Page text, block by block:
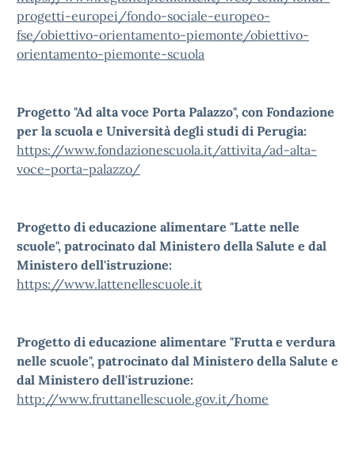
progetti-europei/fondo-sociale-europeo-
fse/obiettivo-orientamento-piemonte/obiettivo-
orientamento-piemonte-scuola
Progetto "Ad alta voce Porta Palazzo", con Fondazione
per la scuola e Università degli studi di Perugia:
https://www.fondazionescuola.it/attivita/ad-alta-
voce-porta-palazzo/
Progetto di educazione alimentare "Latte nelle
scuole", patrocinato dal Ministero della Salute e dal
Ministero dell'istruzione:
https://www.lattenellescuole.it
Progetto di educazione alimentare "Frutta e verdura
nelle scuole", patrocinato dal Ministero della Salute e
dal Ministero dell'istruzione:
http://www.fruttanellescuole.gov.it/home